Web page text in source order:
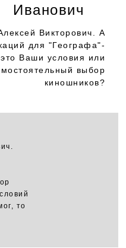
Иванович
Викторович. А
для "Географа"-
Ваши условия или
выбор
киношников?
то